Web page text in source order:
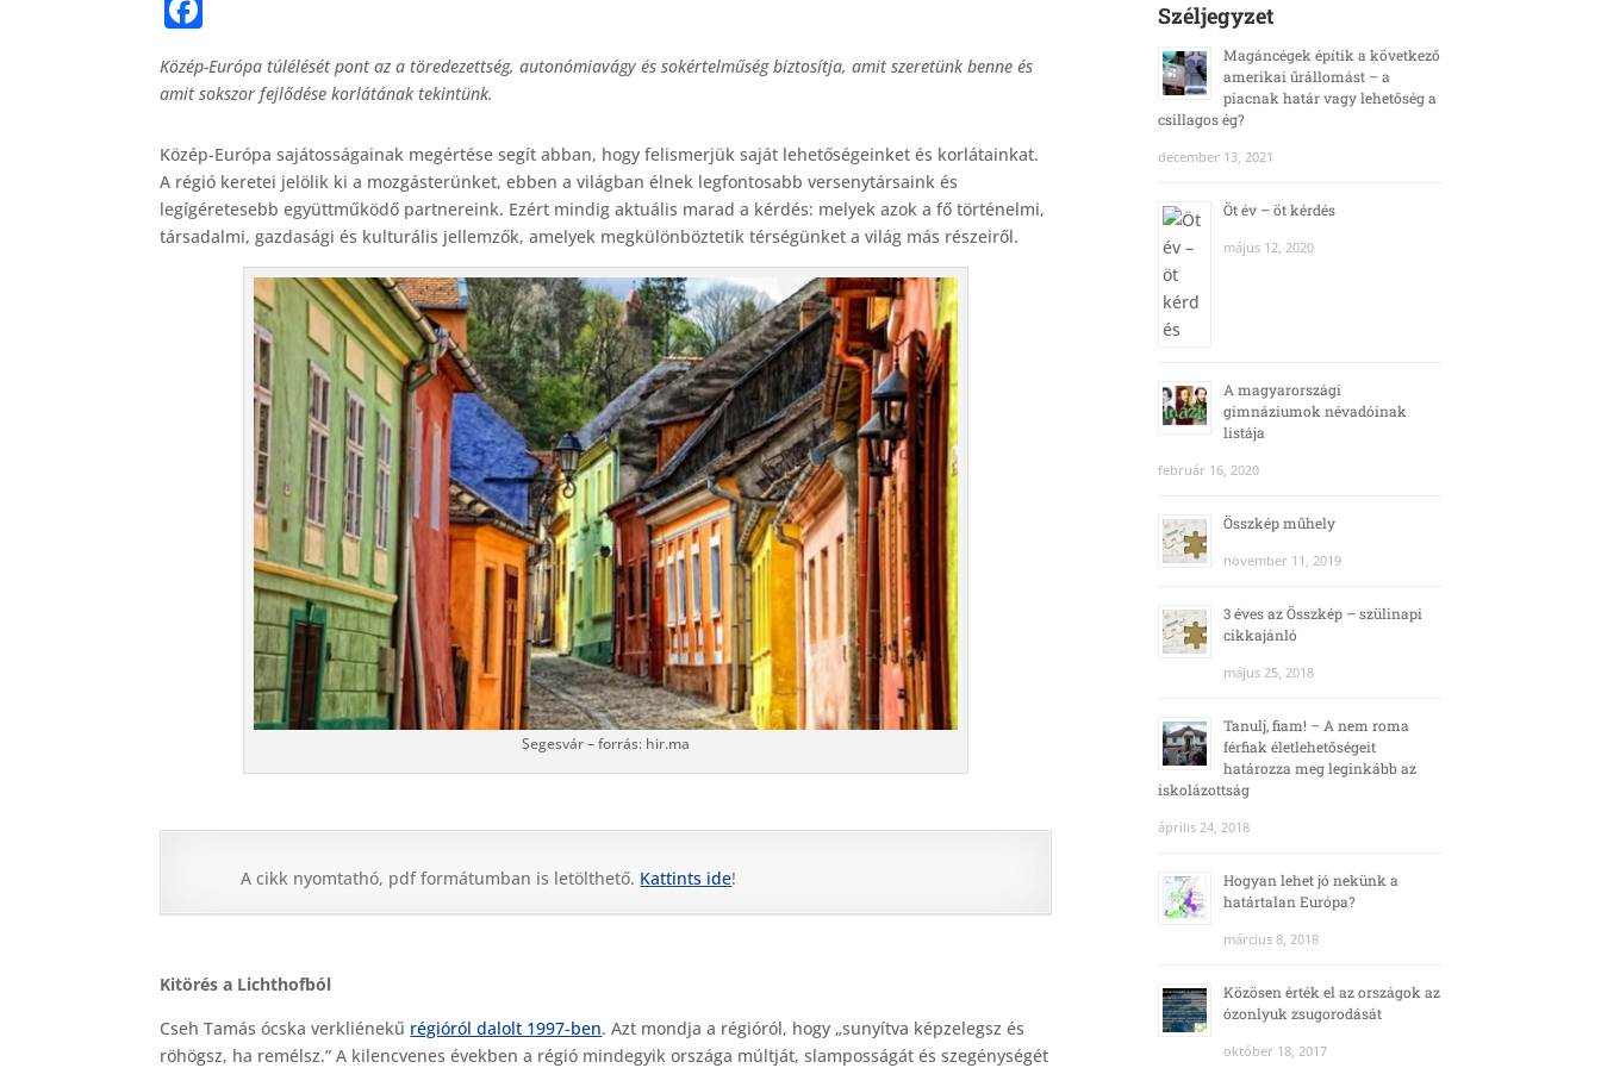
a
c
b
o
o
Közép-Európa túlélését pont az a töredezettség, autonómiavágy és sokértelműség biztosítja, amit szeretünk benne és
amit sokszor fejlődése korlátának tekintünk.
Közép-Európa sajátosságainak megértése segít abban, hogy felismerjük saját lehetőségeinket és korlátainkat.
A régió keretei jelölik ki a mozgásterünket, ebben a világban élnek legfontosabb versenytársaink és
legígéretesebb együttműködő partnereink. Ezért mindig aktuális marad a kérdés: melyek azok a fő történelmi,
társadalmi, gazdasági és kulturális jellemzők, amelyek megkülönböztetik térségünket a világ más részeiről.
Segesvár – forrás: hir.ma
A cikk nyomtathó, pdf formátumban is letölthető. Kattints ide!
Kitörés a Lichthofból
Cseh Tamás ócska verkliénekű régióról dalolt 1997-ben. Azt mondja a régióról, hogy „sunyítva képzelegsz és
röhögsz, ha remélsz.” A kilencvenes években a régió mindegyik országa múltját, slamposságát és szegénységét
Széljegyzet
Magáncégek építik a következő
amerikai űrállomást – a
piacnak határ vagy lehetőség a
csillagos ég?
december 13, 2021
Öt év – öt kérdés
május 12, 2020
A magyarországi
gimnáziumok névadóinak
listája
február 16, 2020
Összkép műhely
november 11, 2019
3 éves az Összkép – szülinapi
cikkajánló
május 25, 2018
Tanulj, fiam! – A nem roma
férfiak életlehetőségeit
határozza meg leginkább az
iskolázottság
április 24, 2018
Hogyan lehet jó nekünk a
határtalan Európa?
március 8, 2018
Közösen érték el az országok az
ózonlyuk zsugorodását
október 18, 2017